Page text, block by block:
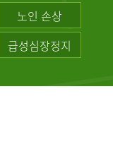
노인 손상
급성심장정지